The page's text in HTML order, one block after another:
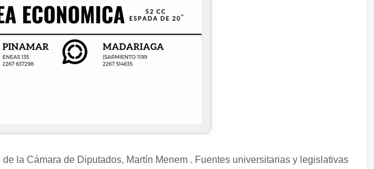
la Cámara de Diputados, Martín Menem . Fuentes universitarias y legislativas